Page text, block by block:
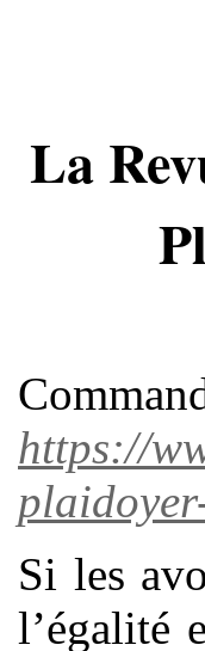
La
https://
Si les
l’égalité